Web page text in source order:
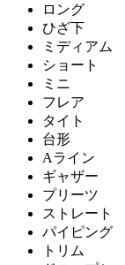
ロング
ひざ下
ミディアム
ショート
ミニ
フレア
タイト
台形
Aライン
ギャザー
プリーツ
ストレート
パイピング
トリム